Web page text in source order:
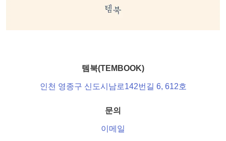
템북(TEMBOOK)
인천 영종구 신도시남로142번길 6, 612호
문의
이메일